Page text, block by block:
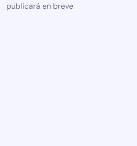
publicará en breve